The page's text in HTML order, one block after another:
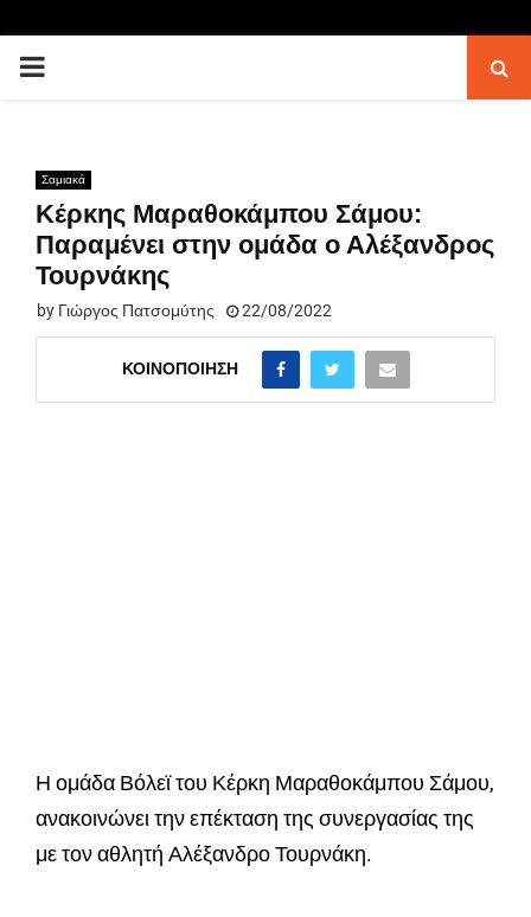
PRIMARY
Σαμιακά
Κέρκης Μαραθοκάμπου Σάμου:
Παραμένει στην ομάδα ο Αλέξανδρος
Τουρνάκης
by Γιώργος Πατσομύτης 22/08/2022
ΚΟΙΝΟΠΟΊΗΣΗ
Η ομάδα Βόλεϊ του Κέρκη Μαραθοκάμπου Σάμου,
ανακοινώνει την επέκταση της συνεργασίας της
με τον αθλητή Αλέξανδρο Τουρνάκη.